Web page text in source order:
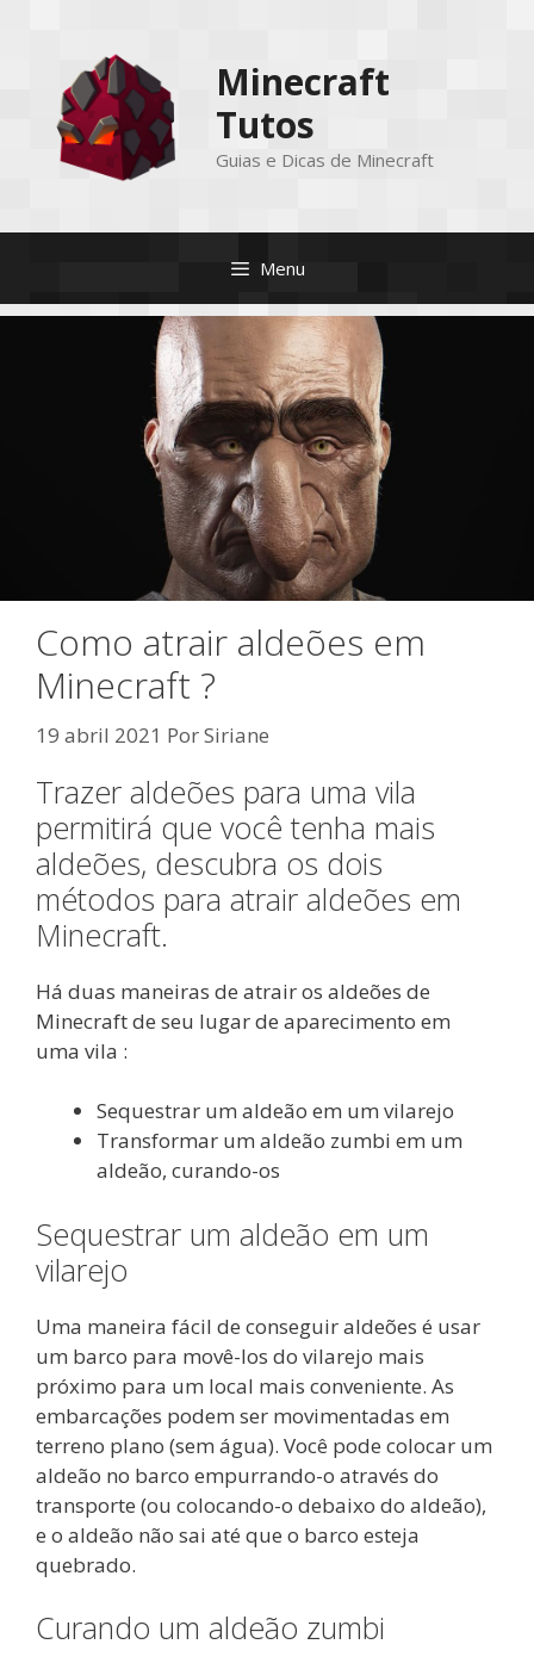
conteúdo
Minecraft
Tutos
Guias e Dicas de Minecraft
Menu
Como atrair aldeões em
Minecraft ?
19 abril 2021 PorSiriane
Trazer aldeões para uma vila
permitirá que você tenha mais
aldeões, descubra os dois
métodos para atrair aldeões em
Minecraft.
Há duas maneiras de atrair os aldeões de
Minecraft de seu lugar de aparecimento em
uma vila :
Sequestrar um aldeão em um vilarejo
Transformar um aldeão zumbi em um
aldeão, curando-os
Sequestrar um aldeão em um
vilarejo
Uma maneira fácil de conseguir aldeões é usar
um barco para movê-los do vilarejo mais
próximo para um local mais conveniente. As
embarcações podem ser movimentadas em
terreno plano (sem água). Você pode colocar um
aldeão no barco empurrando-o através do
transporte (ou colocando-o debaixo do aldeão),
e o aldeão não sai até que o barco esteja
quebrado.
Curando um aldeão zumbi